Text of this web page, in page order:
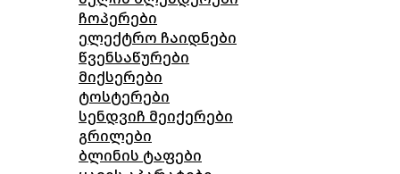
ჩოპერები
ელექტრო ჩაიდნები
წვენსაწურები
მიქსერები
ტოსტერები
სენდვიჩ მეიქერები
გრილები
ბლინის ტაფები